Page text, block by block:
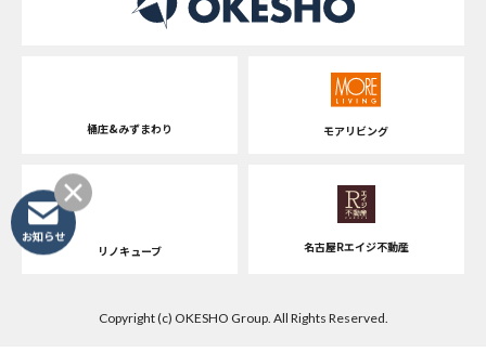
桶庄&みずまわり モアリビング
リノキューブ 名古屋Rエイジ不動産
Copyright (c) OKESHO Group. All Rights Reserved.
お知らせ